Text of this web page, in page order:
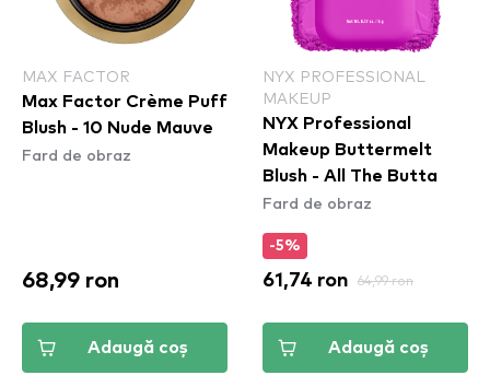
MAX FACTOR
Max Factor Crème Puff
Blush - 10 Nude Mauve
Fard de obraz
68,99 ron
Adaugă coș
NYX PROFESSIONAL
MAKEUP
NYX Professional
Makeup Buttermelt
Blush - All The Butta​
Fard de obraz
-5%
61,74 ron 64,99 ron
Adaugă coș